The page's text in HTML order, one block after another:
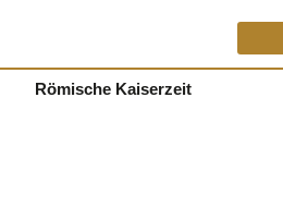
Römische Kaiserzeit